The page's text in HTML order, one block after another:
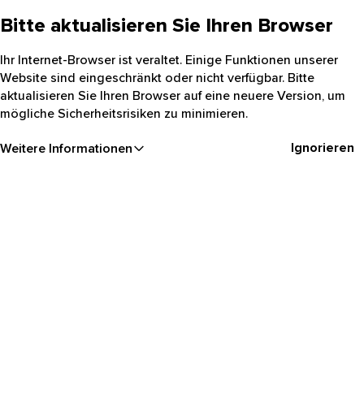
Bitte aktualisieren Sie Ihren Browser
Ihr Internet-Browser ist veraltet. Einige Funktionen unserer
Website sind eingeschränkt oder nicht verfügbar. Bitte
aktualisieren Sie Ihren Browser auf eine neuere Version, um
mögliche Sicherheitsrisiken zu minimieren.
Weitere Informationen Ignorieren